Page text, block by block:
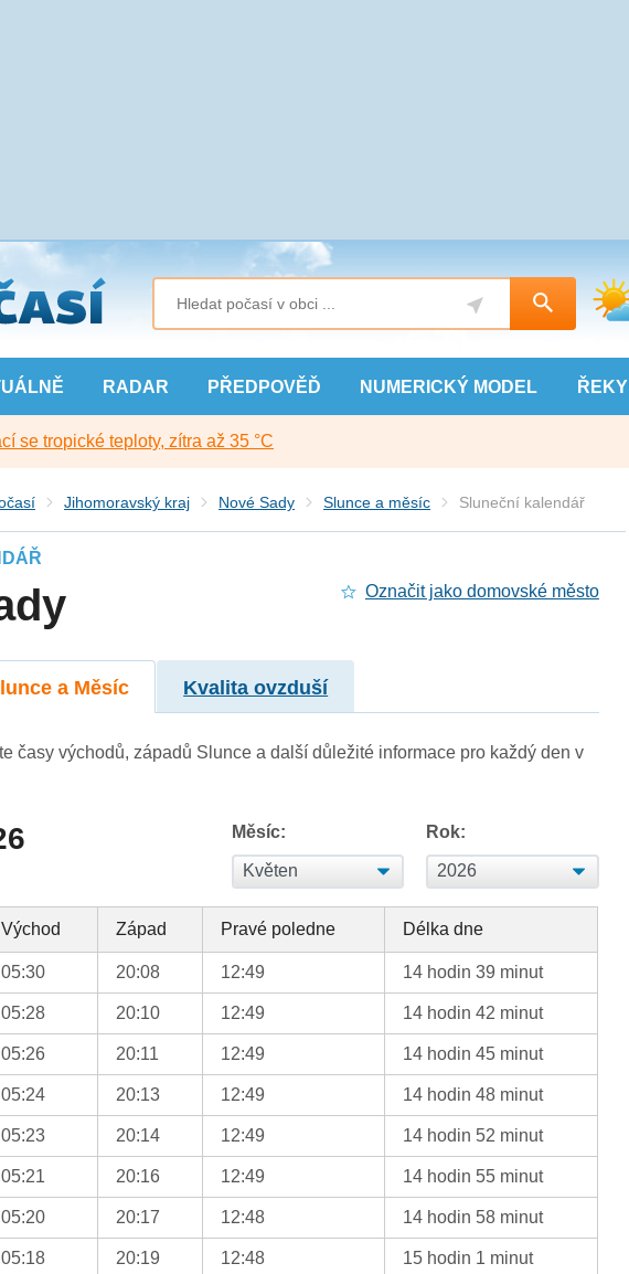
RADAR PŘEDPOVĚĎ NUMERICKÝ MODEL ŘEKY
se tropické teploty, zítra až 35 °C
Jihomoravský kraj Nové Sady Slunce a měsíc Sluneční kalendář
Označit jako domovské město
a Měsíc Kvalita ovzduší
časy východů, západů Slunce a další důležité informace pro každý den v
Měsíc: Rok:
Východ Západ Pravé poledne Délka dne
05:30 20:08 12:49 14 hodin 39 minut
05:28 20:10 12:49 14 hodin 42 minut
05:26 20:11 12:49 14 hodin 45 minut
05:24 20:13 12:49 14 hodin 48 minut
05:23 20:14 12:49 14 hodin 52 minut
05:21 20:16 12:49 14 hodin 55 minut
05:20 20:17 12:48 14 hodin 58 minut
05:18 20:19 12:48 15 hodin 1 minut